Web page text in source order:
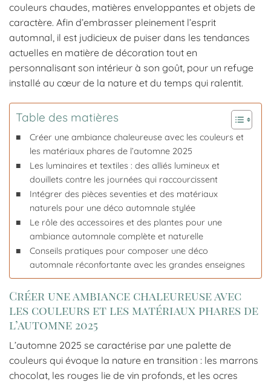
couleurs chaudes, matières enveloppantes et objets de
caractère. Afin d’embrasser pleinement l’esprit
automnal, il est judicieux de puiser dans les tendances
actuelles en matière de décoration tout en
personnalisant son intérieur à son goût, pour un refuge
installé au cœur de la nature et du temps qui ralentit.
Table des matières
Créer une ambiance chaleureuse avec les couleurs et
les matériaux phares de l’automne 2025
Les luminaires et textiles : des alliés lumineux et
douillets contre les journées qui raccourcissent
Intégrer des pièces seventies et des matériaux
naturels pour une déco automnale stylée
Le rôle des accessoires et des plantes pour une
ambiance automnale complète et naturelle
Conseils pratiques pour composer une déco
automnale réconfortante avec les grandes enseignes
Créer une ambiance chaleureuse avec
les couleurs et les matériaux phares de
l’automne 2025
L’automne 2025 se caractérise par une palette de
couleurs qui évoque la nature en transition : les marrons
chocolat, les rouges lie de vin profonds, et les ocres